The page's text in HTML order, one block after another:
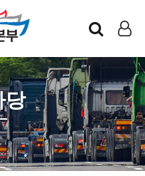
인트라넷
LOG IN
당